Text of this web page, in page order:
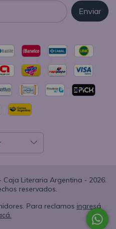
Literaria Argentina - 2026.
reservados.
Para reclamos ingresá